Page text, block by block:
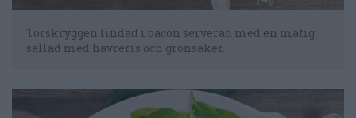
Torskryggen lindad i bacon serverad med en matig
sallad med havreris och grönsaker.